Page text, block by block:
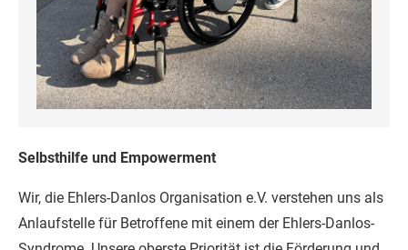
Selbsthilfe und Empowerment
Wir, die Ehlers-Danlos Organisation e.V. verstehen uns als
Anlaufstelle für Betroffene mit einem der Ehlers-Danlos-